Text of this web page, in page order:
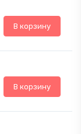
В корзину
В корзину